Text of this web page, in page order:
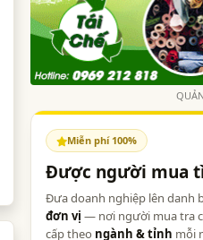
Miễn phí 100%
Được người mua
Đưa doanh nghiệp lên danh
đơn vị — nơi người mua tra
cấp theo ngành & tỉnh mỗi